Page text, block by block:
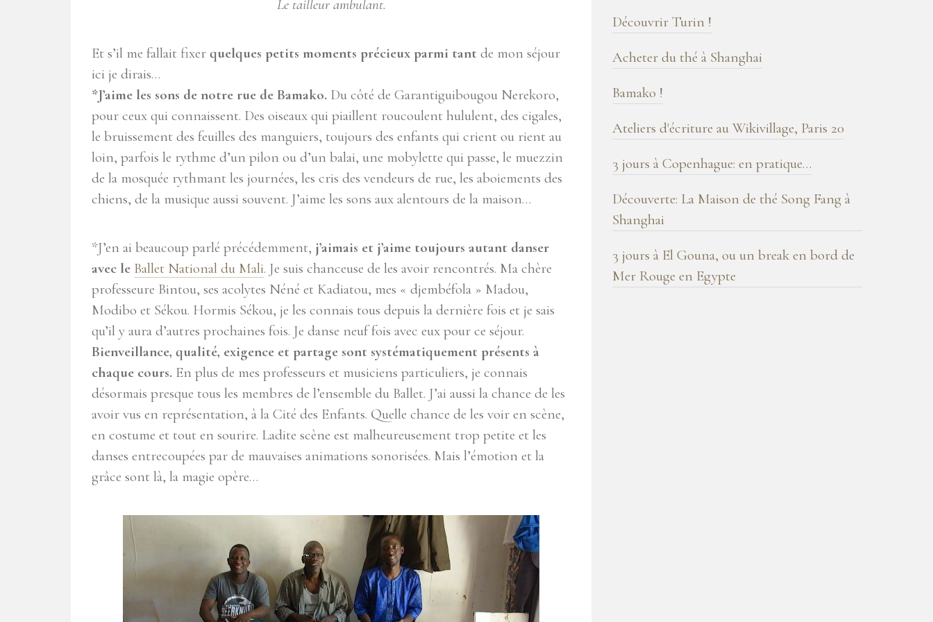
Le tailleur ambulant.
Et s’il me fallait fixer quelques petits moments précieux parmi tant de mon séjour
ici je dirais…
*J’aime les sons de notre rue de Bamako. Du côté de Garantiguibougou Nerekoro,
pour ceux qui connaissent. Des oiseaux qui piaillent roucoulent hululent, des cigales,
le bruissement des feuilles des manguiers, toujours des enfants qui crient ou rient au
loin, parfois le rythme d’un pilon ou d’un balai, une mobylette qui passe, le muezzin
de la mosquée rythmant les journées, les cris des vendeurs de rue, les aboiements des
chiens, de la musique aussi souvent. J’aime les sons aux alentours de la maison…
*J’en ai beaucoup parlé précédemment, j’aimais et j’aime toujours autant danser
avec le Ballet National du Mali. Je suis chanceuse de les avoir rencontrés. Ma chère
professeure Bintou, ses acolytes Néné et Kadiatou, mes « djembéfola » Madou,
Modibo et Sékou. Hormis Sékou, je les connais tous depuis la dernière fois et je sais
qu’il y aura d’autres prochaines fois. Je danse neuf fois avec eux pour ce séjour.
Bienveillance, qualité, exigence et partage sont systématiquement présents à
chaque cours. En plus de mes professeurs et musiciens particuliers, je connais
désormais presque tous les membres de l’ensemble du Ballet. J’ai aussi la chance de les
avoir vus en représentation, à la Cité des Enfants. Quelle chance de les voir en scène,
en costume et tout en sourire. Ladite scène est malheureusement trop petite et les
danses entrecoupées par de mauvaises animations sonorisées. Mais l’émotion et la
grâce sont là, la magie opère…
blog
!
Découvrir Turin !
Acheter du thé à Shanghai
Bamako !
Ateliers d'écriture au Wikivillage, Paris 20
3 jours à Copenhague: en pratique…
Découverte: La Maison de thé Song Fang à
Shanghai
3 jours à El Gouna, ou un break en bord de
Mer Rouge en Egypte